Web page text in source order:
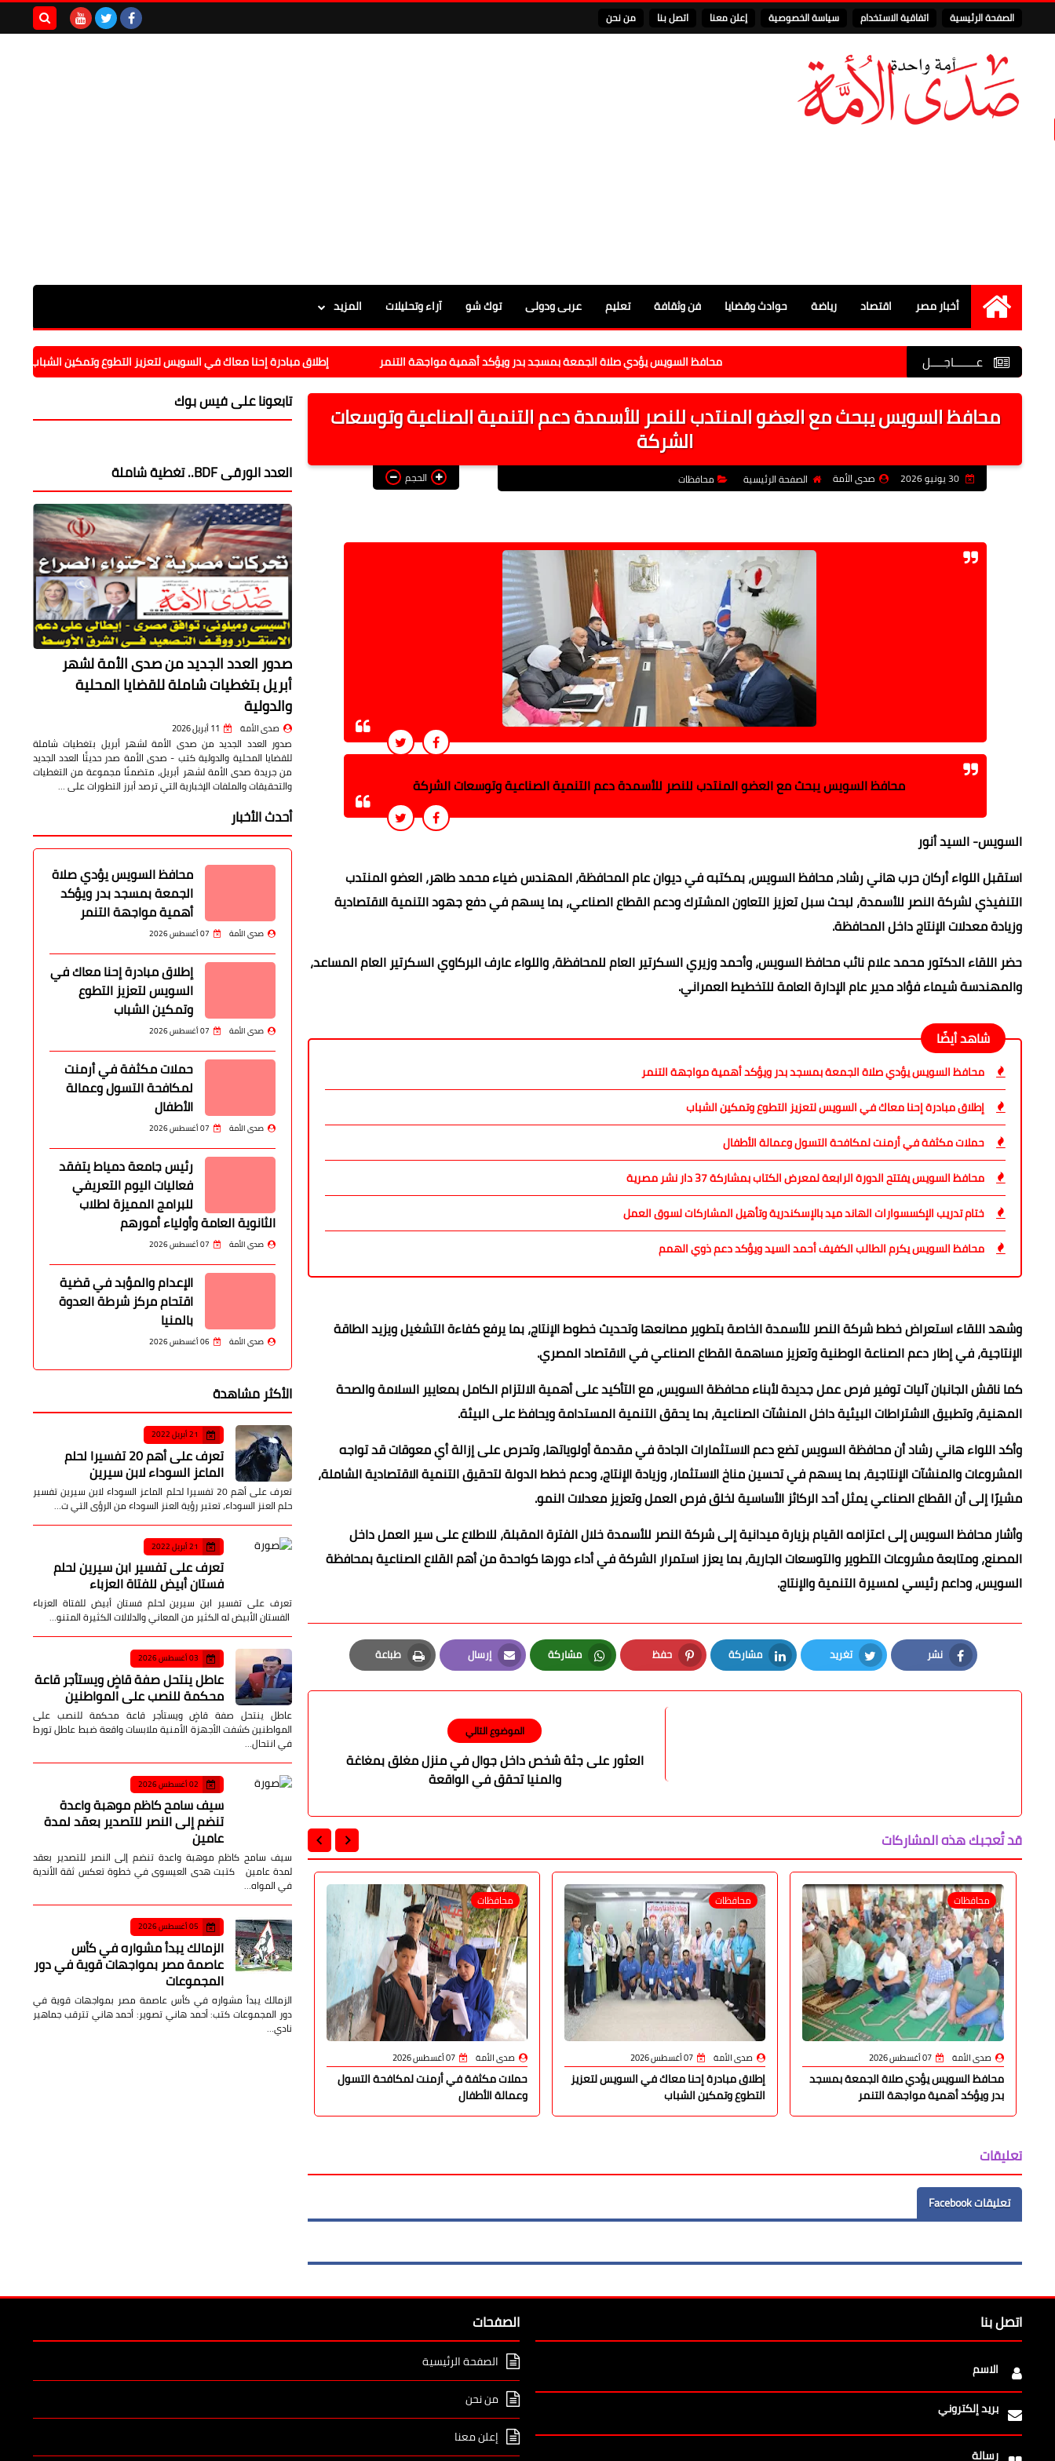
الصفحة الرئيسية اتفاقية الاستخدام سياسة الخصوصية إعلن معنا اتصل بنا من نحن
الرئيسية
أخبار مصر اقتصاد رياضة حوادث وقضايا فن وثقافة تعليم عربى ودولى توك شو آراء وتحليلات المزيد
عـــــــاجــــل محافظ السويس يؤدي صلاة الجمعة بمسجد بدر ويؤكد أهمية مواجهة التنمر إطلاق مبادرة إحنا معاك في السويس لتعزيز التطوع وتمكين الشباب
محافظ السويس يبحث مع العضو المنتدب للنصر للأسمدة دعم التنمية الصناعية وتوسعات
الشركة
30 يونيو 2026 صدى الأمة الصفحة الرئيسية محافظات الحجم
محافظ السويس يبحث مع العضو المنتدب للنصر للأسمدة دعم التنمية الصناعية وتوسعات الشركة
السويس- السيد أنور
استقبل اللواء أركان حرب هاني رشاد، محافظ السويس، بمكتبه في ديوان عام المحافظة، المهندس ضياء محمد طاهر، العضو المنتدب
التنفيذي لشركة النصر للأسمدة، لبحث سبل تعزيز التعاون المشترك ودعم القطاع الصناعي، بما يسهم في دفع جهود التنمية الاقتصادية
وزيادة معدلات الإنتاج داخل المحافظة.
حضر اللقاء الدكتور محمد علام نائب محافظ السويس، وأحمد وزيري السكرتير العام للمحافظة، واللواء عارف البركاوي السكرتير العام المساعد،
والمهندسة شيماء فؤاد مدير عام الإدارة العامة للتخطيط العمراني.
شاهد أيضًا
محافظ السويس يؤدي صلاة الجمعة بمسجد بدر ويؤكد أهمية مواجهة التنمر
إطلاق مبادرة إحنا معاك في السويس لتعزيز التطوع وتمكين الشباب
حملات مكثفة في أرمنت لمكافحة التسول وعمالة الأطفال
محافظ السويس يفتتح الدورة الرابعة لمعرض الكتاب بمشاركة 37 دار نشر مصرية
ختام تدريب الإكسسوارات الهاند ميد بالإسكندرية وتأهيل المشاركات لسوق العمل
محافظ السويس يكرم الطالب الكفيف أحمد السيد ويؤكد دعم ذوي الهمم
وشهد اللقاء استعراض خطط شركة النصر للأسمدة الخاصة بتطوير مصانعها وتحديث خطوط الإنتاج، بما يرفع كفاءة التشغيل ويزيد الطاقة
الإنتاجية، في إطار دعم الصناعة الوطنية وتعزيز مساهمة القطاع الصناعي في الاقتصاد المصري.
كما ناقش الجانبان آليات توفير فرص عمل جديدة لأبناء محافظة السويس، مع التأكيد على أهمية الالتزام الكامل بمعايير السلامة والصحة
المهنية، وتطبيق الاشتراطات البيئية داخل المنشآت الصناعية، بما يحقق التنمية المستدامة ويحافظ على البيئة.
وأكد اللواء هاني رشاد أن محافظة السويس تضع دعم الاستثمارات الجادة في مقدمة أولوياتها، وتحرص على إزالة أي معوقات قد تواجه
المشروعات والمنشآت الإنتاجية، بما يسهم في تحسين مناخ الاستثمار، وزيادة الإنتاج، ودعم خطط الدولة لتحقيق التنمية الاقتصادية الشاملة،
مشيرًا إلى أن القطاع الصناعي يمثل أحد الركائز الأساسية لخلق فرص العمل وتعزيز معدلات النمو.
وأشار محافظ السويس إلى اعتزامه القيام بزيارة ميدانية إلى شركة النصر للأسمدة خلال الفترة المقبلة، للاطلاع على سير العمل داخل
المصنع، ومتابعة مشروعات التطوير والتوسعات الجارية، بما يعزز استمرار الشركة في أداء دورها كواحدة من أهم القلاع الصناعية بمحافظة
السويس، وداعم رئيسي لمسيرة التنمية والإنتاج.
نشر
Facebook
تغريد
Twitter
مشاركة
LinkedIn
حفظ
Pinterest
مشاركة
Whatsapp
إرسال
Email
طباعة
Print
الموضوع التالي
العثور على جثة شخص داخل جوال في منزل مغلق بمغاغة
والمنيا تحقق في الواقعة
قد تُعجبك هذه المشاركات
محافظات
صدى الأمة 07 أغسطس 2026
محافظ السويس يؤدي صلاة الجمعة بمسجد
بدر ويؤكد أهمية مواجهة التنمر
محافظات
صدى الأمة 07 أغسطس 2026
إطلاق مبادرة إحنا معاك في السويس لتعزيز
التطوع وتمكين الشباب
محافظات
صدى الأمة 07 أغسطس 2026
حملات مكثفة في أرمنت لمكافحة التسول
وعمالة الأطفال
تعليقات
تعليقات Facebook
تابعونا على فيس بوك
العدد الورقى BDF.. تغطية شاملة
صدور العدد الجديد من صدى الأمة لشهر
أبريل بتغطيات شاملة للقضايا المحلية
والدولية
صدى الأمة 11 أبريل 2026
صدور العدد الجديد من صدى الأمة لشهر أبريل بتغطيات شاملة
للقضايا المحلية والدولية كتب - صدى الأمة صدر حديثًا العدد الجديد
من جريدة صدى الأمة لشهر أبريل، متضمنًا مجموعة من التغطيات
والتحقيقات والملفات الإخبارية التي ترصد أبرز التطورات على …
أحدث الأخبار
محافظ السويس يؤدي صلاة
الجمعة بمسجد بدر ويؤكد
أهمية مواجهة التنمر
صدى الأمة 07 أغسطس 2026
إطلاق مبادرة إحنا معاك في
السويس لتعزيز التطوع
وتمكين الشباب
صدى الأمة 07 أغسطس 2026
حملات مكثفة في أرمنت
لمكافحة التسول وعمالة
الأطفال
صدى الأمة 07 أغسطس 2026
رئيس جامعة دمياط يتفقد
فعاليات اليوم التعريفي
للبرامج المميزة لطلاب
الثانوية العامة وأولياء أمورهم
صدى الأمة 07 أغسطس 2026
الإعدام والمؤبد في قضية
اقتحام مركز شرطة العدوة
بالمنيا
صدى الأمة 06 أغسطس 2026
الأكثر مشاهدة
21 أبريل 2022
تعرف على أهم 20 تفسيرا لحلم
الماعز السوداء لابن سيرين
تعرف على أهم 20 تفسيرا لحلم الماعز السوداء لابن سيرين تفسير
حلم العنز السوداء، تعتبر رؤية العنز السوداء من الرؤى التي ت…
21 أبريل 2022
تعرف على تفسير ابن سيرين لحلم
فستان أبيض للفتاة العزباء
تعرف على تفسير ابن سيرين لحلم فستان أبيض للفتاة العزباء
الفستان الأبيض له الكثير من المعاني والدلالات الكثيرة المتنو…
03 أغسطس 2026
عاطل ينتحل صفة قاضٍ ويستأجر قاعة
محكمة للنصب على المواطنين
عاطل ينتحل صفة قاضٍ ويستأجر قاعة محكمة للنصب على
المواطنين كشفت الأجهزة الأمنية ملابسات واقعة ضبط عاطل تورط
في انتحال…
02 أغسطس 2026
سيف سامح كاظم موهبة واعدة
تنضم إلى النصر للتصدير بعقد لمدة
عامين
سيف سامح كاظم موهبة واعدة تنضم إلى النصر للتصدير بعقد
لمدة عامين كتبت هدى العيسوى في خطوة تعكس ثقة الأندية
في المواه…
05 أغسطس 2026
الزمالك يبدأ مشواره في كأس
عاصمة مصر بمواجهات قوية في دور
المجموعات
الزمالك يبدأ مشواره في كأس عاصمة مصر بمواجهات قوية في
دور المجموعات كتب: أحمد هاني تصوير: أحمد هاني تترقب جماهير
نادي…
اتصل بنا
الاسم
بريد إلكتروني
رسالة
الصفحات
الصفحة الرئيسية
من نحن
إعلن معنا